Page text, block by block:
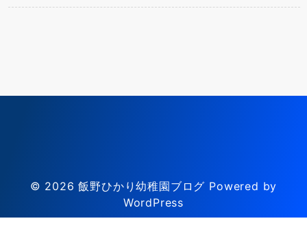
© 2026飯野ひかり幼稚園ブログ Powered by
WordPress